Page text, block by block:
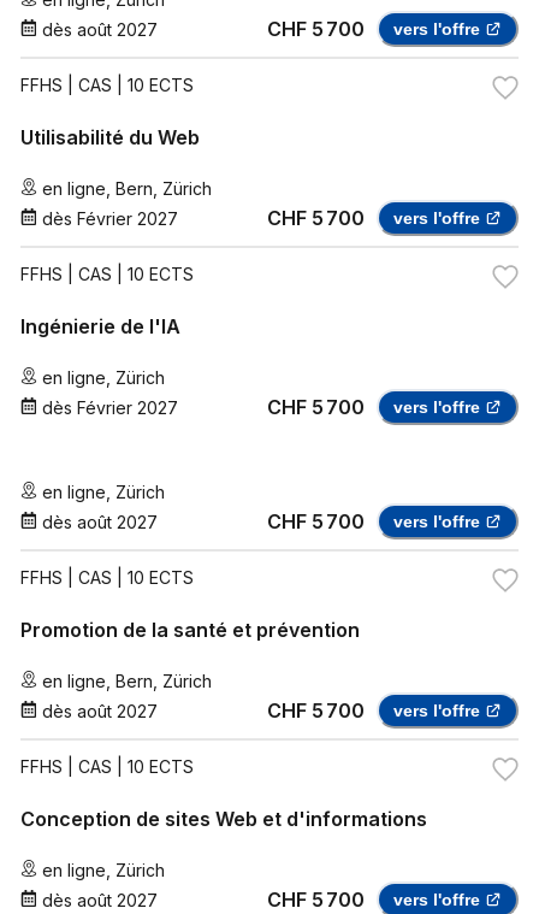
dès août 2027 CHF 5 700 vers l'offre
FFHS | CAS | 10 ECTS
Utilisabilité du Web
en ligne Bern Zürich
dès Février 2027 CHF 5 700 vers l'offre
FFHS | CAS | 10 ECTS
Ingénierie de l'IA
en ligne Zürich
dès Février 2027 CHF 5 700 vers l'offre
en ligne Zürich
dès août 2027 CHF 5 700 vers l'offre
FFHS | CAS | 10 ECTS
Promotion de la santé et prévention
en ligne Bern Zürich
dès août 2027 CHF 5 700 vers l'offre
FFHS | CAS | 10 ECTS
Conception de sites Web et d'informations
en ligne Zürich
dès août 2027 CHF 5 700 vers l'offre